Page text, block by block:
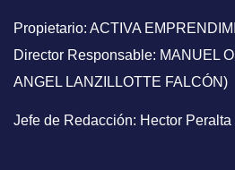
Propietario: ACTIVA
Director Responsable: MANUEL
ANGEL LANZILLOTTE FALCÓN)
Jefe de Redacción: Hector Peralta